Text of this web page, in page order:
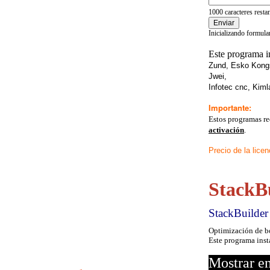
1000 caracteres
Enviar
Inicializando
Este programa
Zund, Esko
Jwei,
Infotec cnc,
Importante:
Estos programas
activación.
Precio de la
Optimización de
Este programa
Mostrar